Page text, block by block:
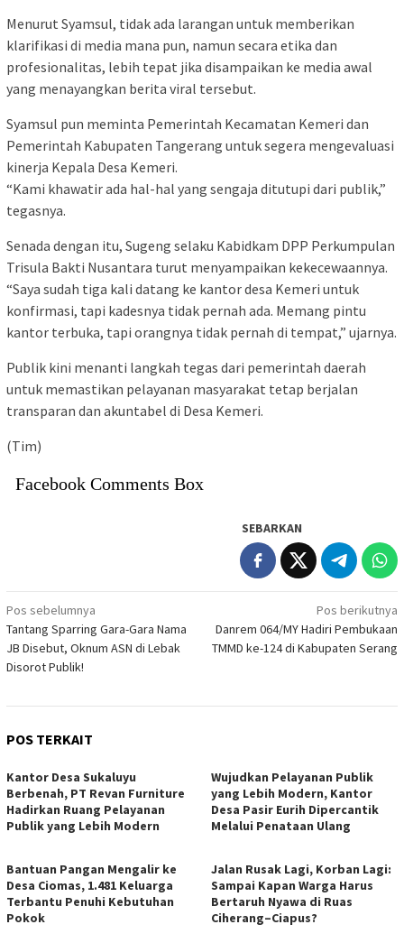
Menurut Syamsul, tidak ada larangan untuk memberikan
klarifikasi di media mana pun, namun secara etika dan
profesionalitas, lebih tepat jika disampaikan ke media awal
yang menayangkan berita viral tersebut.
Syamsul pun meminta Pemerintah Kecamatan Kemeri dan
Pemerintah Kabupaten Tangerang untuk segera mengevaluasi
kinerja Kepala Desa Kemeri.
“Kami khawatir ada hal-hal yang sengaja ditutupi dari publik,”
tegasnya.
Senada dengan itu, Sugeng selaku Kabidkam DPP Perkumpulan
Trisula Bakti Nusantara turut menyampaikan kekecewaannya.
“Saya sudah tiga kali datang ke kantor desa Kemeri untuk
konfirmasi, tapi kadesnya tidak pernah ada. Memang pintu
kantor terbuka, tapi orangnya tidak pernah di tempat,” ujarnya.
Publik kini menanti langkah tegas dari pemerintah daerah
untuk memastikan pelayanan masyarakat tetap berjalan
transparan dan akuntabel di Desa Kemeri.
(Tim)
Facebook Comments Box
SEBARKAN
Navigasi
pos
Pos sebelumnya
Tantang Sparring Gara-Gara Nama
JB Disebut, Oknum ASN di Lebak
Disorot Publik!
Pos berikutnya
Danrem 064/MY Hadiri Pembukaan
TMMD ke-124 di Kabupaten Serang
POS TERKAIT
Kantor Desa Sukaluyu
Berbenah, PT Revan Furniture
Hadirkan Ruang Pelayanan
Publik yang Lebih Modern
Wujudkan Pelayanan Publik
yang Lebih Modern, Kantor
Desa Pasir Eurih Dipercantik
Melalui Penataan Ulang
Bantuan Pangan Mengalir ke
Desa Ciomas, 1.481 Keluarga
Terbantu Penuhi Kebutuhan
Pokok
Jalan Rusak Lagi, Korban Lagi:
Sampai Kapan Warga Harus
Bertaruh Nyawa di Ruas
Ciherang–Ciapus?